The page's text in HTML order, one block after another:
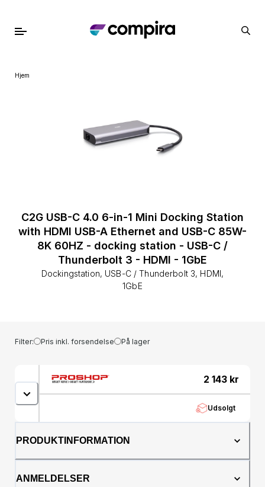
Hjem
C2G USB-C 4.0 6-in-1 Mini Docking Station
with HDMI USB-A Ethernet and USB-C 85W-
8K 60HZ - docking station - USB-C /
Thunderbolt 3 - HDMI - 1GbE
Dockingstation, USB-C / Thunderbolt 3, HDMI,
1GbE
Filter: Pris inkl. forsendelse På lager
2 143 kr
Udsolgt
PRODUKTINFORMATION
ANMELDELSER